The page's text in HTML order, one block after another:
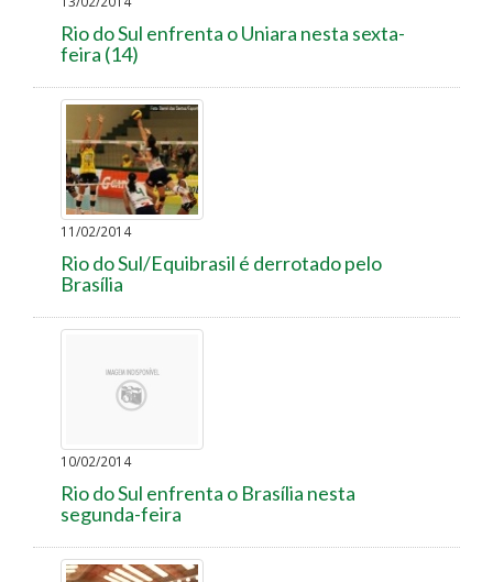
Rio do Sul enfrenta o Uniara nesta sexta-
feira (14)
11/02/2014
Rio do Sul/Equibrasil é derrotado pelo
Brasília
10/02/2014
Rio do Sul enfrenta o Brasília nesta
segunda-feira